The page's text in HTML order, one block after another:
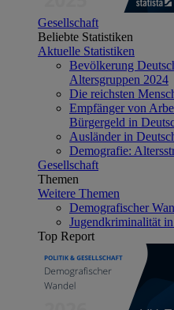
Gesellschaft
Beliebte Statistiken
Aktuelle Statistiken
Bevölkerung
Altersgruppen 2024
Die reichsten
Empfänger von
Bürgergeld in
Ausländer in
Demografie:
Gesellschaft
Themen
Weitere Themen
Demografischer
Jugendkriminalität
Top Report